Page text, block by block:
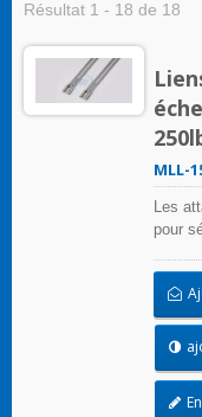
Résultat 1 - 18 de 18
MLL-
Les
pour